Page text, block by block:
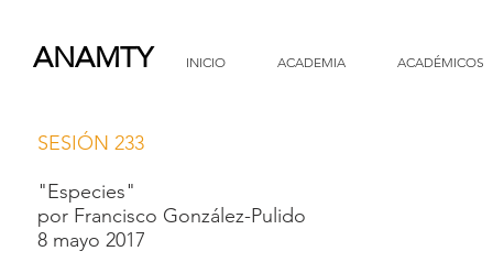
ANAMTY INICIO ACADEMIA ACADÉMICOS
SESIÓN 233
"Especies"
por Francisco González-Pulido
8 mayo 2017